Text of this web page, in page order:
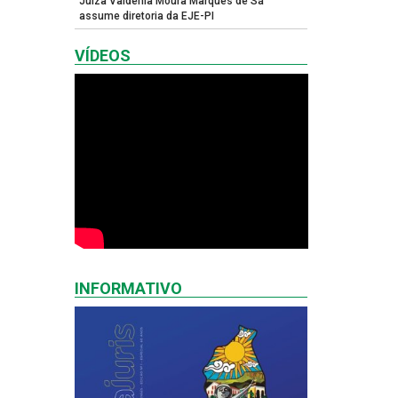
assume diretoria da EJE-PI
VÍDEOS
INFORMATIVO